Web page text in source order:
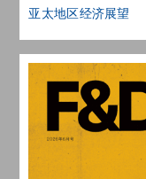
亚太地区经济展望